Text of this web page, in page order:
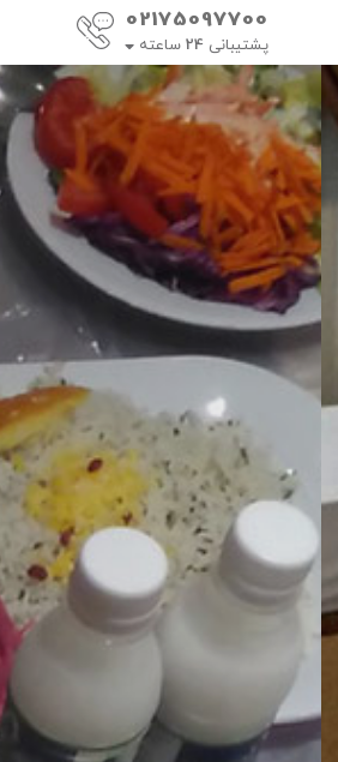
02175097700
پشتیبانی 24 ساعته